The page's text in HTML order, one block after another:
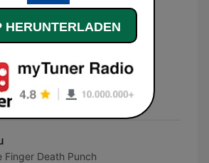
Letzte 30 Tage
Pretty Reckless
Finger Death Punch
HERUNTERLADEN